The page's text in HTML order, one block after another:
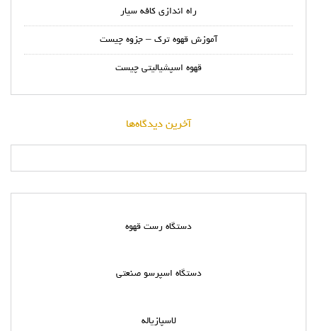
راه اندازی کافه سیار
آموزش قهوه ترک – جزوه چیست
قهوه اسپشیالیتی چیست
آخرین دیدگاه‌ها
دستگاه رست قهوه
دستگاه اسپرسو صنعتی
لاسپازیاله